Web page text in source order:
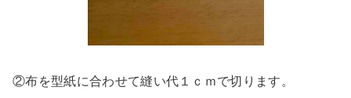
②布を型紙に合わせて縫い代１ｃｍで切ります。